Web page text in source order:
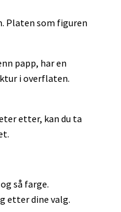
Platen som figuren
papp, har en
i overflaten.
etter, kan du ta
så farge.
etter dine valg.